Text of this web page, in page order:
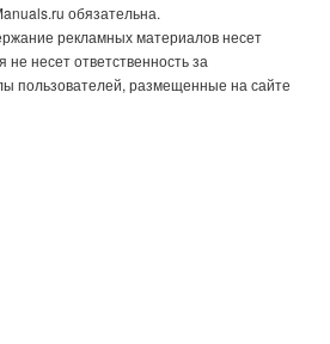
обязательна.
рекламных материалов несет
несет ответственность за
пользователей, размещенные на сайте